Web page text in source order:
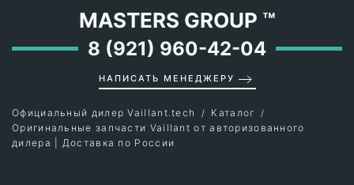
MASTERS GROUP ™
8 (921) 960-42-04
НАПИСАТЬ МЕНЕДЖЕРУ
Официальный дилер Vaillant.tech
Каталог
Оригинальные запчасти Vaillant от авторизованного
дилера | Доставка по России